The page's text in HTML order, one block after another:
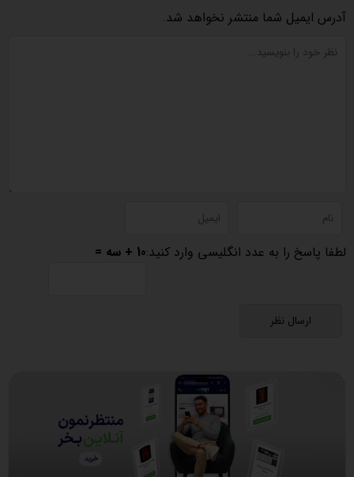
آدرس ایمیل شما منتشر نخواهد شد.
لطفا پاسخ را به عدد انگلیسی وارد کنید:10 + سه =